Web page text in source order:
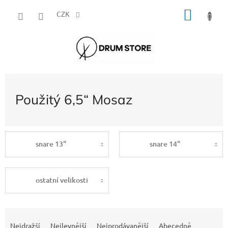
CZK
Použitý 6,5“ Mosaz
snare 13" snare 14"
ostatní velikosti
Nejdražší Nejlevnější Nejprodávanější Abecedně